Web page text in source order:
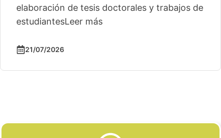
elaboración de tesis doctorales y trabajos de
estudiantesLeer más
21/07/2026